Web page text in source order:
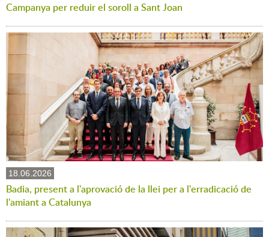
Campanya per reduir el soroll a Sant Joan
18.06.2026
Badia, present a l'aprovació de la llei per a l'erradicació de
l'amiant a Catalunya